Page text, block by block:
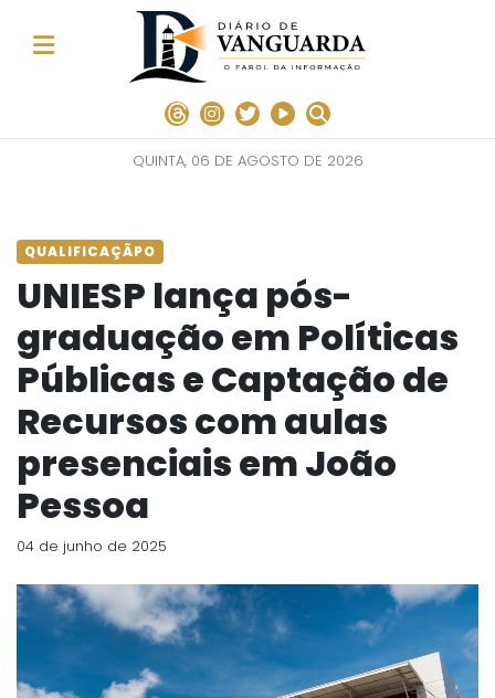
QUINTA, 06 DE AGOSTO DE 2026
QUALIFICAÇÃPO
UNIESP lança pós-
graduação em Políticas
Públicas e Captação de
Recursos com aulas
presenciais em João
Pessoa
04 de junho de 2025